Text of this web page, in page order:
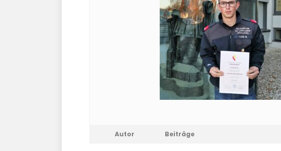
Autor Beiträge